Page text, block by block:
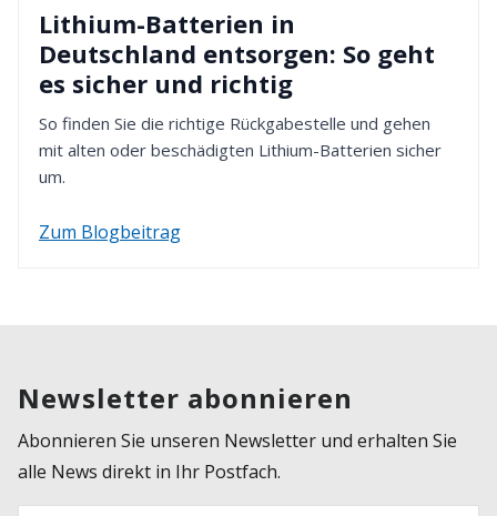
Lithium-Batterien in
Deutschland entsorgen: So geht
es sicher und richtig
So finden Sie die richtige Rückgabestelle und gehen
mit alten oder beschädigten Lithium-Batterien sicher
um.
Zum Blogbeitrag
Newsletter abonnieren
Abonnieren Sie unseren Newsletter und erhalten Sie
alle News direkt in Ihr Postfach.